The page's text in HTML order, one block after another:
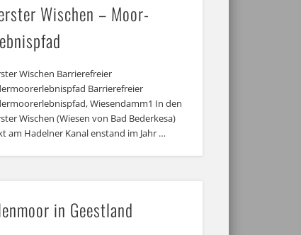
Wischen – Moor-
Wischen Barrierefreier
Barrierefreier
Wiesendamm1 In den
Wischen (Wiesen von Bad Bederkesa)
am Hadelner Kanal enstand im Jahr …
in Geestland